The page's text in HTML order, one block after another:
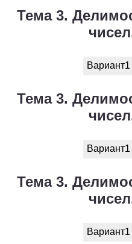
Тема 3.
Вариант1
Тема 3.
Вариант1
Тема 3.
Вариант1